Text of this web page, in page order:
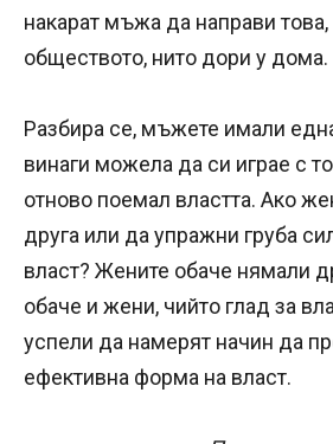
накарат мъжа да направи
обществото, нито дори у дома.
Разбира се, мъжете имали
винаги можела да си играе с
отново поемал властта. Ако
друга или да упражни груба
власт? Жените обаче нямали
обаче и жени, чийто глад за
успели да намерят начин да
ефективна форма на власт.